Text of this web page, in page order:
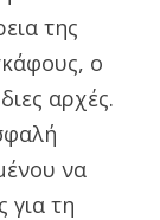
της
ο
αρχές.
να
για τη